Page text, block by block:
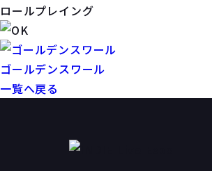
ロールプレイング
ゴールデンスワール
一覧へ戻る